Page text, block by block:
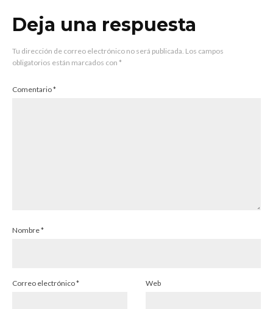
Deja una respuesta
Tu dirección de correo electrónico no será publicada. Los campos
obligatorios están marcados con *
Comentario*
Nombre*
Correo electrónico* Web